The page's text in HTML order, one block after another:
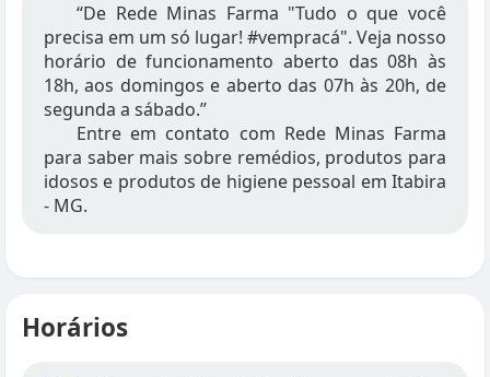
“De Rede Minas Farma "Tudo o que você
precisa em um só lugar! #vempracá". Veja nosso
horário de funcionamento aberto das 08h às
18h, aos domingos e aberto das 07h às 20h, de
segunda a sábado.”
Entre em contato com Rede Minas Farma
para saber mais sobre remédios, produtos para
idosos e produtos de higiene pessoal em Itabira
- MG.
Horários